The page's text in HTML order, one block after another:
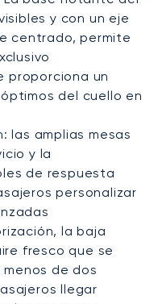
y con un eje
centrado, permite
proporciona un
del cuello en
las amplias mesas
y la
de respuesta
personalizar
la baja
fresco que se
de dos
llegar